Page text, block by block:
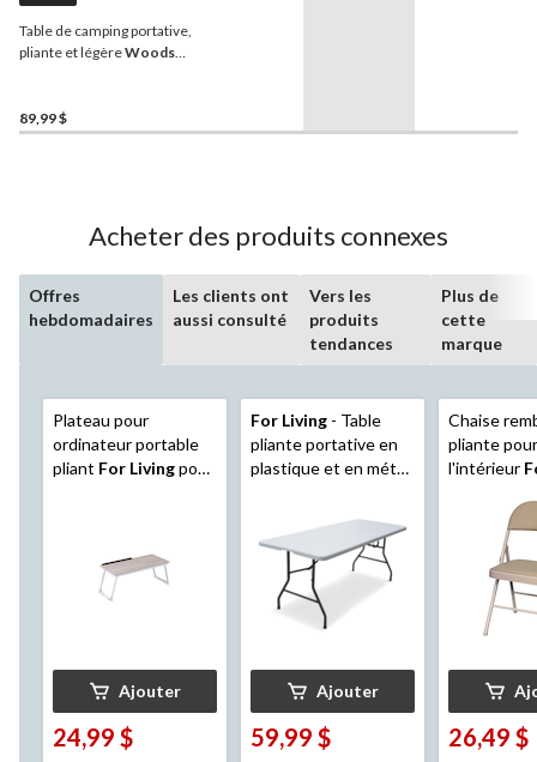
Table de camping portative,
pliante et légèreWoods
89,99 $
Acheter des produits connexes
Offres
hebdomadaires
Les clients ont
aussi consulté
Vers les
produits
tendances
Plus de
cette
marque
Plateau pour
ordinateur portable
pliant For Livingpour
Ajouter
24,99 $
For Living - Table
pliante portative en
plastique et en métal
intérieur/extérieur,
blanc, 6 pi
Ajouter
59,99 $
Chaise
pliante pour
l'intérieur
26,49 $